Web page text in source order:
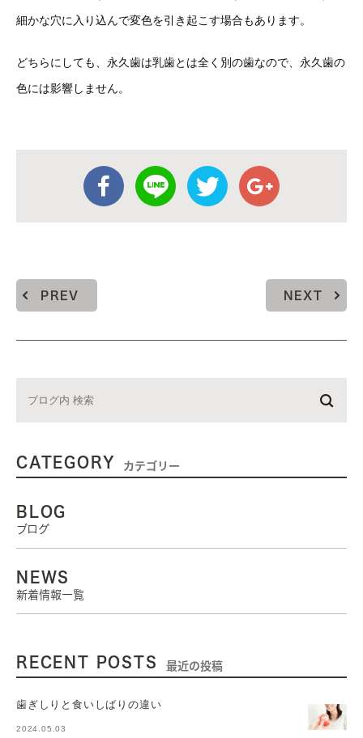
細かな穴に入り込んで変色を引き起こす場合もあります。
どちらにしても、永久歯は乳歯とは全く別の歯なので、永久歯の
色には影響しません。
PREV NEXT
CATEGORY カテゴリー
BLOG
ブログ
NEWS
新着情報一覧
RECENT POSTS 最近の投稿
歯ぎしりと食いしばりの違い
2024.05.03